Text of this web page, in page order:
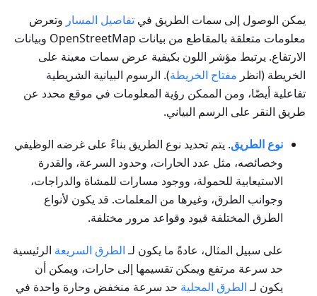
يمكن الوصول إلى سمات الطريق في تفاصيل المسار وتعرض
معلومات متعلقة بالمقاطع من بيانات OpenStreetMap وبيانات
الارتفاع. يرتبط مؤشر اللون بكيفية عرض سمات معينة على
الخريطة (انظر مفتاح الخريطة). الرسوم البيانية الشريطية
تفاعلية أيضًا، ومن الممكن رؤية المعلومات في موقع محدد عن
طريق النقر على الرسم البياني.
نوع الطريق. يتم تحديد نوع الطريق بناءً على غرضه الوظيفي
وخصائصه، مثل عدد الحارات، وحدود السرعة، والقدرة
الاستيعابية للحمولة، ووجود مسارات للمشاة والدراجات،
وجوانب الطرق، وغيرها من المعلمات. قد يكون لأنواع
الطرق المختلفة قيود وقواعد مرور مختلفة.
على سبيل المثال، عادةً ما يكون لـالطرق السريعة الرئيسية
حد سرعة مرتفع ويمكن تقسيمها إلى حارات، ويمكن أن
يكون لـالطرق المحلية حد سرعة منخفض وحارة واحدة في